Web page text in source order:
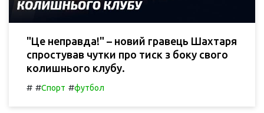
"Це неправда!" – новий гравець Шахтаря
спростував чутки про тиск з боку свого
колишнього клубу.
# #Спорт #футбол